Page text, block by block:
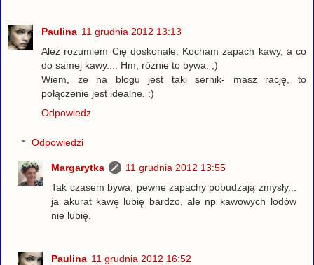
Paulina 11 grudnia 2012 13:13
Ależ rozumiem Cię doskonale. Kocham zapach kawy, a co
do samej kawy.... Hm, różnie to bywa. ;)
Wiem, że na blogu jest taki sernik- masz rację, to
połączenie jest idealne. :)
Odpowiedz
Odpowiedzi
Margarytka
11 grudnia 2012 13:55
Tak czasem bywa, pewne zapachy pobudzają zmysły...
ja akurat kawę lubię bardzo, ale np kawowych lodów
nie lubię.
Paulina 11 grudnia 2012 16:52